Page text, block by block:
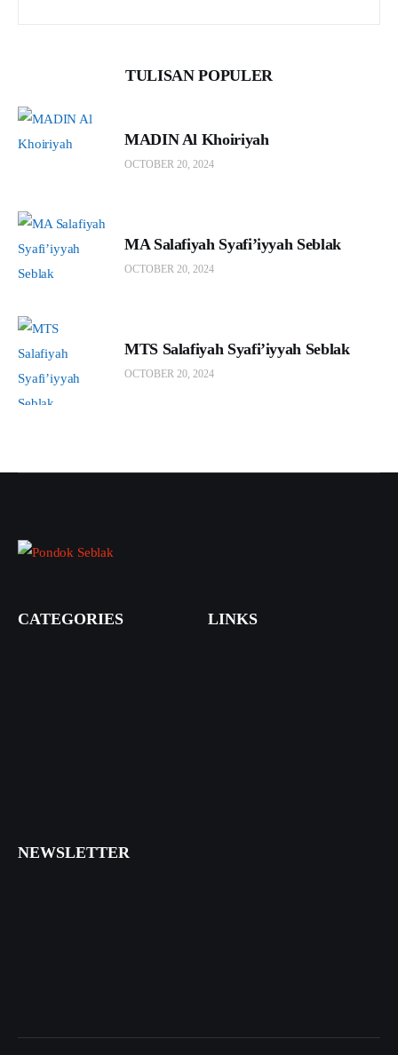
TULISAN POPULER
MADIN Al Khoiriyah
OCTOBER 20, 2024
MA Salafiyah Syafi’iyyah Seblak
OCTOBER 20, 2024
MTS Salafiyah Syafi’iyyah Seblak
OCTOBER 20, 2024
CATEGORIES LINKS
NEWSLETTER